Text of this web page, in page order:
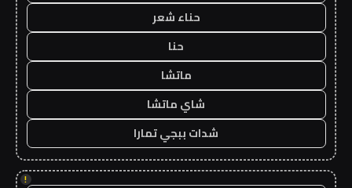
حناء شعر
حنا
ماتشا
شاي ماتشا
شدات ببجي تمارا
!